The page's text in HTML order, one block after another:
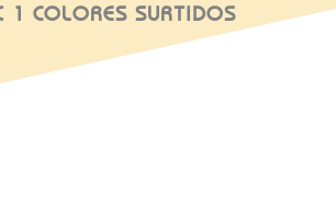
COLORES SURTIDOS